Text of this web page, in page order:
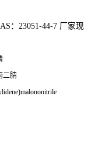
：23051-44-7 厂家现
二腈